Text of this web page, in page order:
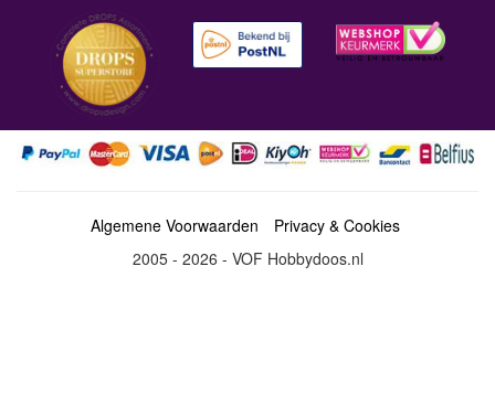
Algemene Voorwaarden
Privacy & Cookies
2005 - 2026 - VOF Hobbydoos.nl